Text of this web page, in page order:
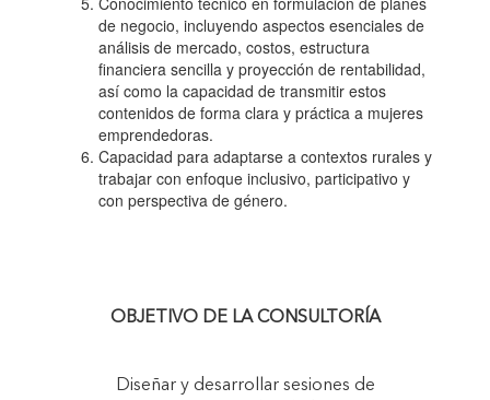
de negocio, incluyendo aspectos esenciales de
análisis de mercado, costos, estructura
financiera sencilla y proyección de rentabilidad,
así como la capacidad de transmitir estos
contenidos de forma clara y práctica a mujeres
emprendedoras.
Capacidad para adaptarse a contextos rurales y
trabajar con enfoque inclusivo, participativo y
con perspectiva de género.
OBJETIVO DE LA CONSULTORÍA
Diseñar y desarrollar sesiones de